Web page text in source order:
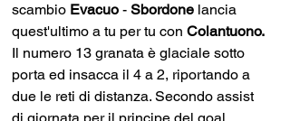
scambio Evacuo - Sbordone lancia
quest'ultimo a tu per tu con Colantuono.
Il numero 13 granata è glaciale sotto
porta ed insacca il 4 a 2, riportando a
due le reti di distanza. Secondo assist